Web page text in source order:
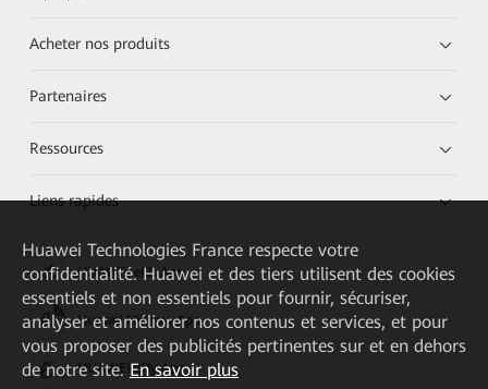
Acheter nos produits
Partenaires
Ressources
Liens rapides
HUAWEI eKit App
Huawei HiKnow App
HUAWEI eFly App
Huawei Technologies France respecte votre
confidentialité. Huawei et des tiers utilisent des cookies
essentiels et non essentiels pour fournir, sécuriser,
analyser et améliorer nos contenus et services, et pour
vous proposer des publicités pertinentes sur et en dehors
de notre site. En savoir plus